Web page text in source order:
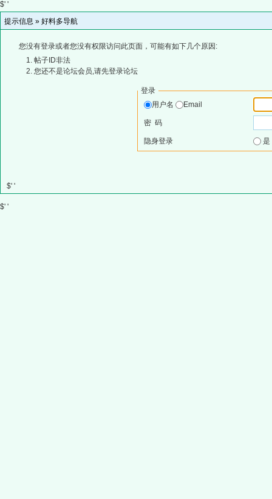
$' '
提示信息 » 好料多导航
您没有登录或者您没有权限访问此页面，可能有如下几个原因:
帖子ID非法
您还不是论坛会员,请先登录论坛
登录
用户名
Email
密 码
隐身登录
$' '
$' '